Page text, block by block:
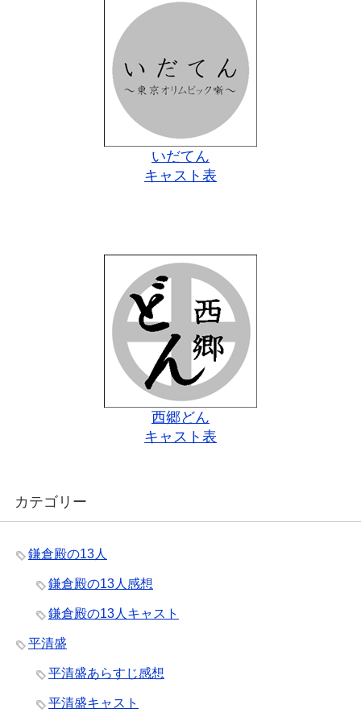
いだてん
キャスト表
西郷どん
キャスト表
カテゴリー
鎌倉殿の13人
鎌倉殿の13人感想
鎌倉殿の13人キャスト
平清盛
平清盛あらすじ感想
平清盛キャスト